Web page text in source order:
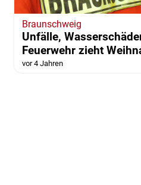
Braunschweig
Unfälle,
Feuerwehr zieht
vor 4 Jahren